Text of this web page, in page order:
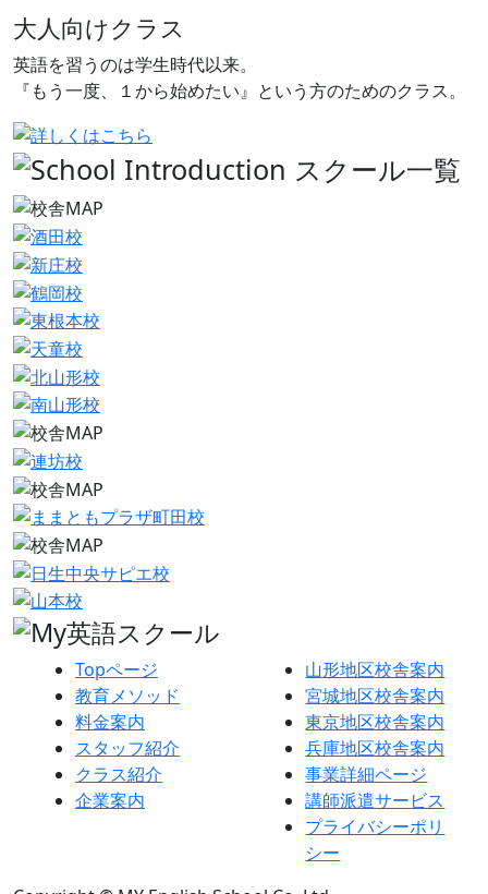
大人向けクラス
英語を習うのは学生時代以来。
『もう一度、１から始めたい』という方のためのクラス。
Topページ
教育メソッド
料金案内
スタッフ紹介
クラス紹介
企業案内
山形地区校舎案内
宮城地区校舎案内
東京地区校舎案内
兵庫地区校舎案内
事業詳細ページ
講師派遣サービス
プライバシーポリ
シー